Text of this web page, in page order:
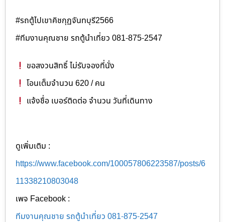
#รถตู้ไปเขาคิชกุฏจันทบุรี2566
#ทีมงานคุณชาย รถตู้นำเที่ยว 081-875-2547
ขอสงวนสิทธิ์ ไม่รับจองที่นั่ง
โอนเต็มจำนวน 620 / คน
แจ้งชื่อ เบอร์ติดต่อ จำนวน วันที่เดินทาง
ดูเพิ่มเติม :
https://www.facebook.com/100057806223587/posts/6
11338210803048
เพจ Facebook :
ทีมงานคุณชาย รถตู้นำเที่ยว 081-875-2547